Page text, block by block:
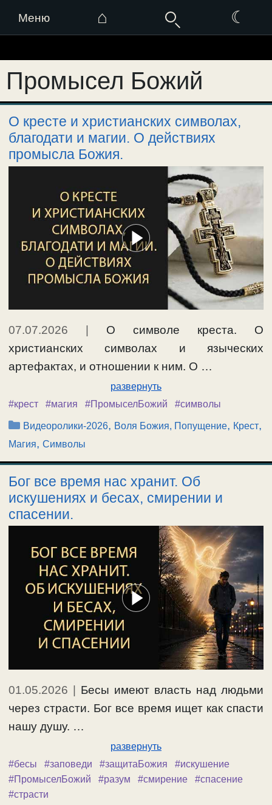
Меню ⌂ ☾
к
содержимому
Промысел Божий
О кресте и христианских символах,
благодати и магии. О действиях
промысла Божия.
07.07.2026 | О символе креста. О
христианских символах и языческих
артефактах, и отношении к ним. О …
развернуть
#крест
#магия #ПромыселБожий #символы
Рубрики
Видеоролики-2026, Воля Божия, Попущение, Крест,
Магия, Символы
Бог все время нас хранит. Об
искушениях и бесах, смирении и
спасении.
01.05.2026 | Бесы имеют власть над людьми
через страсти. Бог все время ищет как спасти
нашу душу. …
развернуть
#бесы
#заповеди #защитаБожия
#искушение
#ПромыселБожий
#разум #смирение
#спасение
#страсти